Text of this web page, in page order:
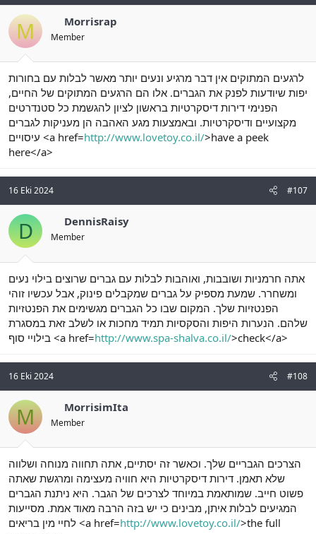
M Morrisrap
Member
לרגעים המתוקים אין דבר מרגיע ונעים יותר מאשר לבלות עם בחורות
יפות שיודעות לפנק את הגברים. אלו הם הרגעים המתוקים של החיים,
הפנימי דירות דיסקרטיות בראשון לציון להגשמת כל סטנדרטים
מקצועיים ודיסקרטיות. ובאמצעות מגע האהבה הן מעניקות לגברים
עיסויים <a href=http://www.lovetoy.co.il/>have a peek
here</a>
16 Eki 2024 #107
D DennisRaisy
Member
אתה חרמניות ושובבות, ואוהבות לבלות עם גברים שרוצים בילוי נעים
ומשחרר. שמעת מספיק על גברים שמקבלים פינוק, אבל עכשיו זוהי
הפנטזיות שלך. המקום שבו כל הגברים מגשימים את הפנטזיות
שלהם. הנערות היפות והסקסיות תמיד מחכות או לשלב זאת במסגרת
בילויי סוף <a href=http://www.spa-shalva.co.il/>check</a>
16 Eki 2024 #108
M MorrisimIta
Member
הצרכים הגבריים שלך. וכאשר זה יסתיים, אתה תחווה מנוחה ושלווה
שלא תאמן. דירות דיסקרטיות היא חוויה מעצימה ומרגשת שאתה
פשוט חייב. שמותאמת במיוחד לצרכים של הגבר. היא ניתנת הגברים
המגיעים לבלות איתן, מבינים כי יש בזה הרבה מאוד אמת. מסייעות
לחיי מין בריאים <a href=http://www.lovetoy.co.il/>the full